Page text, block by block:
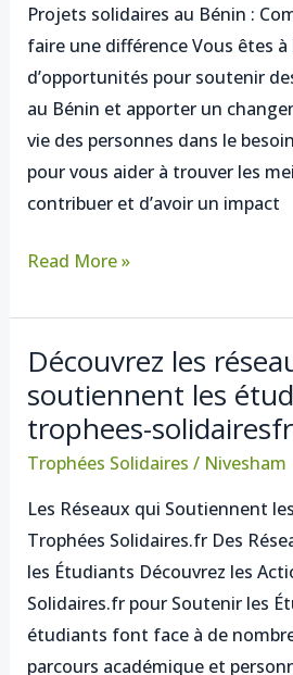
Projets solidaires au Bénin :
faire une différence Vous êtes à
d’opportunités pour soutenir
au Bénin et apporter un
vie des personnes dans le
pour vous aider à trouver les
contribuer et d’avoir un impact
qui
font
une
différence
dans
la
vie
communautés
Read More »
Découvrez les
soutiennent les
trophees-solidairesfr
Trophées Solidaires / Nivesham
Les Réseaux qui Soutiennent
Trophées Solidaires.fr Des
les Étudiants Découvrez les
Solidaires.fr pour Soutenir les
étudiants font face à de
parcours académique et
Découvrez
les
réseaux
qui
les
étudiants
sur
trophees-
solidairesfr